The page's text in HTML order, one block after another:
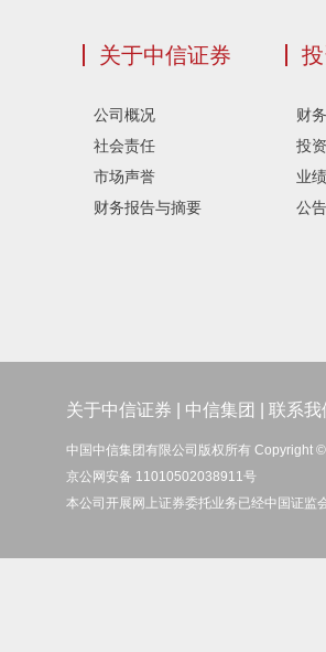
关于中信证券
公司概况
社会责任
市场声誉
财务报告与摘要
财
投
业
公
关于中信证券 中信集团 联系我
中国中信集团有限公司版权所有 Copyright
京公网安备 11010502038911号
本公司开展网上证券委托业务已经中国证监